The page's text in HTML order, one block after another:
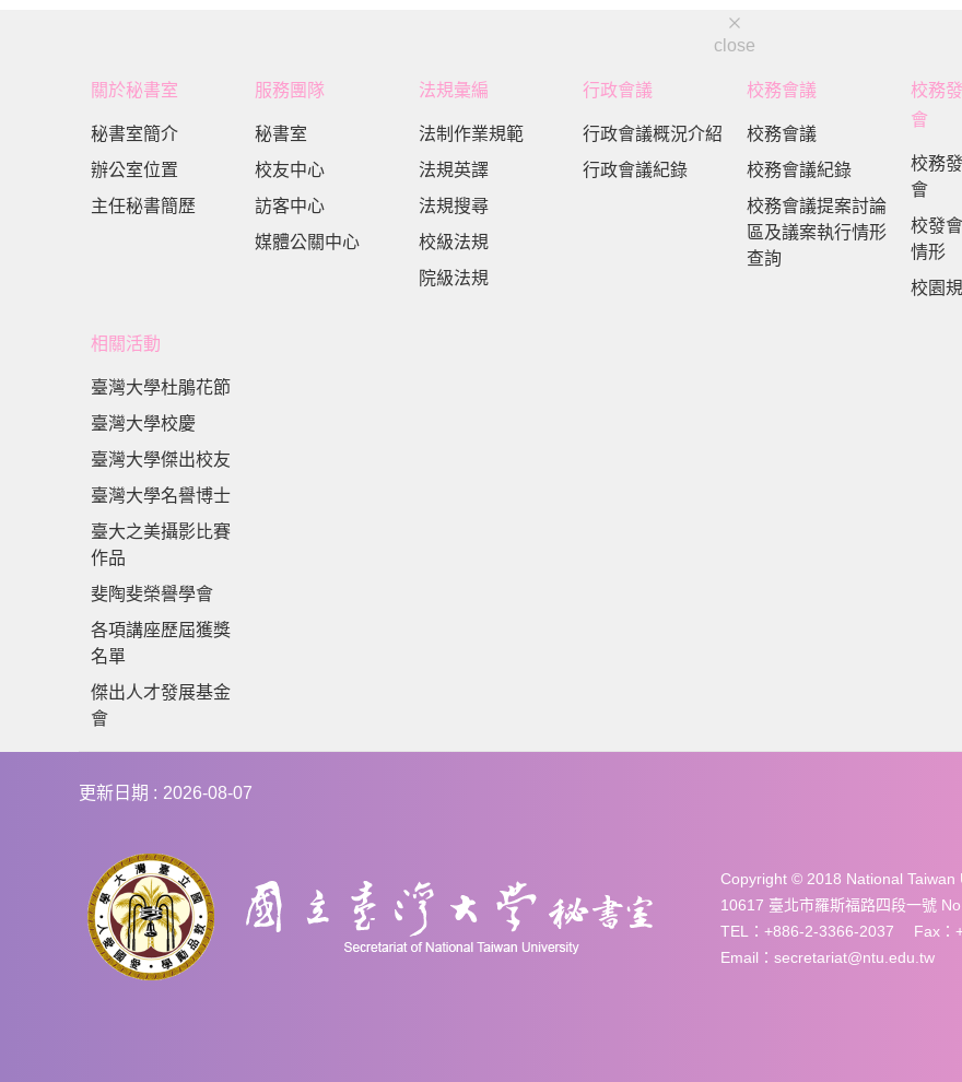
close
關於秘書室
秘書室簡介
辦公室位置
主任秘書簡歷
服務團隊
秘書室
校友中心
訪客中心
媒體公關中心
法規彙編
法制作業規範
法規英譯
法規搜尋
校級法規
院級法規
行政會議
行政會議概況介紹
行政會議紀錄
校務會議
校務會議
校務會議紀錄
校務會議提案討論
區及議案執行情形
查詢
校務
會
校務
會
校發
情形
校園
相關活動
臺灣大學杜鵑花節
臺灣大學校慶
臺灣大學傑出校友
臺灣大學名譽博士
臺大之美攝影比賽
作品
斐陶斐榮譽學會
各項講座歷屆獲獎
名單
傑出人才發展基金
會
更新日期 2026-08-07
Copyright © 2018 National Taiwan
10617 臺北市羅斯福路四段一號
TEL：+886-2-3366-2037 Fax：
Email：secretariat@ntu.edu.tw